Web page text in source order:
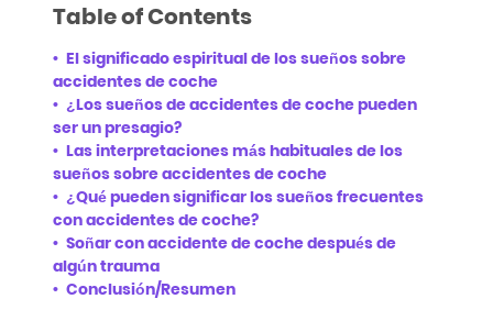
Table of Contents
El significado espiritual de los sueños sobre
accidentes de coche
¿Los sueños de accidentes de coche pueden
ser un presagio?
Las interpretaciones más habituales de los
sueños sobre accidentes de coche
¿Qué pueden significar los sueños frecuentes
con accidentes de coche?
Soñar con accidente de coche después de
algún trauma
Conclusión/Resumen